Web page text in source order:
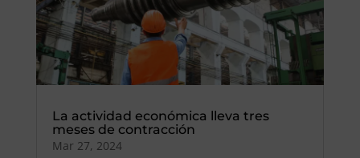
La actividad económica lleva tres
meses de contracción
Mar 27, 2024